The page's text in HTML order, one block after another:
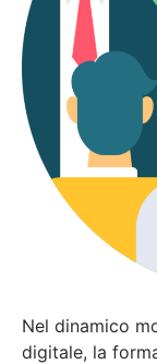
Nel dinamico
digitale, la